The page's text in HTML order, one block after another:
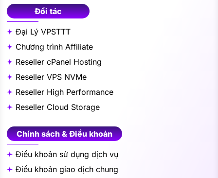
Đối tác
Đại Lý VPSTTT
Chương trình Affiliate
Reseller cPanel Hosting
Reseller VPS NVMe
Reseller High Performance
Reseller Cloud Storage
Chính sách & Điều khoản
Điều khoản sử dụng dịch vụ
Điều khoản giao dịch chung